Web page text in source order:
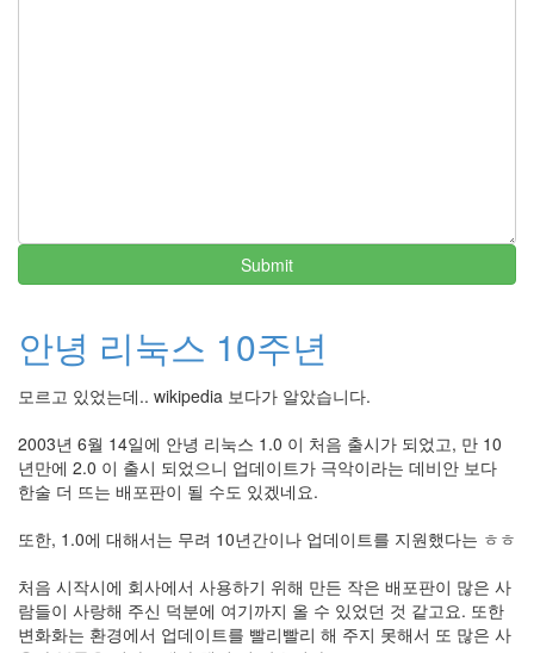
Submit
안녕 리눅스 10주년
모르고 있었는데.. wikipedia 보다가 알았습니다.
2003년 6월 14일에 안녕 리눅스 1.0 이 처음 출시가 되었고, 만 10
년만에 2.0 이 출시 되었으니 업데이트가 극악이라는 데비안 보다
한술 더 뜨는 배포판이 될 수도 있겠네요.
또한, 1.0에 대해서는 무려 10년간이나 업데이트를 지원했다는 ㅎㅎ
처음 시작시에 회사에서 사용하기 위해 만든 작은 배포판이 많은 사
람들이 사랑해 주신 덕분에 여기까지 올 수 있었던 것 같고요. 또한
변화화는 환경에서 업데이트를 빨리빨리 해 주지 못해서 또 많은 사